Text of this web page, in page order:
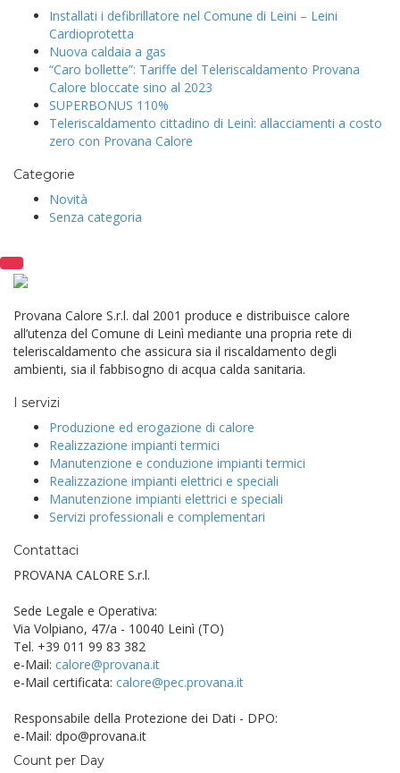
Installati i defibrillatore nel Comune di Leini – Leini
Cardioprotetta
Nuova caldaia a gas
“Caro bollette”: Tariffe del Teleriscaldamento Provana
Calore bloccate sino al 2023
SUPERBONUS 110%
Teleriscaldamento cittadino di Leinì: allacciamenti a costo
zero con Provana Calore
Categorie
Novità
Senza categoria
Provana Calore S.r.l. dal 2001 produce e distribuisce calore
all’utenza del Comune di Leinì mediante una propria rete di
teleriscaldamento che assicura sia il riscaldamento degli
ambienti, sia il fabbisogno di acqua calda sanitaria.
I servizi
Produzione ed erogazione di calore
Realizzazione impianti termici
Manutenzione e conduzione impianti termici
Realizzazione impianti elettrici e speciali
Manutenzione impianti elettrici e speciali
Servizi professionali e complementari
Contattaci
PROVANA CALORE S.r.l.
Sede Legale e Operativa:
Via Volpiano, 47/a - 10040 Leinì (TO)
Tel. +39 011 99 83 382
e-Mail: calore@provana.it
e-Mail certificata: calore@pec.provana.it
Responsabile della Protezione dei Dati - DPO:
e-Mail: dpo@provana.it
Count per Day